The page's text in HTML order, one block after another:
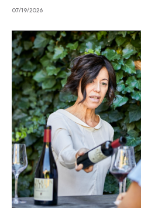
07/19/2026